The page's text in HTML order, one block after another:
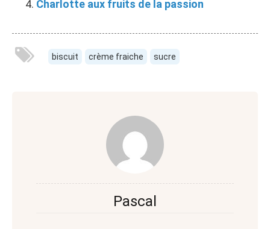
Charlotte aux fruits de la passion
biscuit crème fraiche sucre
Pascal